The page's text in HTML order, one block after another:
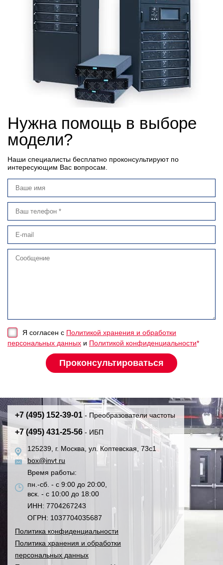
Нужна помощь в выборе
модели?
Наши специалисты бесплатно проконсультируют по
интересующим Вас вопросам.
Я согласен с Политикой хранения и обработки
персональных данных и Политикой конфиденциальности*
+7 (495) 152-39-01 - Преобразователи частоты
+7 (495) 431-25-56 - ИБП
125239, г. Москва, ул. Коптевская, 73с1
box@invt.ru
Время работы:
пн.-сб. - с 9:00 до 20:00,
вск. - с 10:00 до 18:00
ИНН: 7704267243
ОГРН: 1037704035687
Политика конфиденциальности
Политика хранения и обработки
персональных данных